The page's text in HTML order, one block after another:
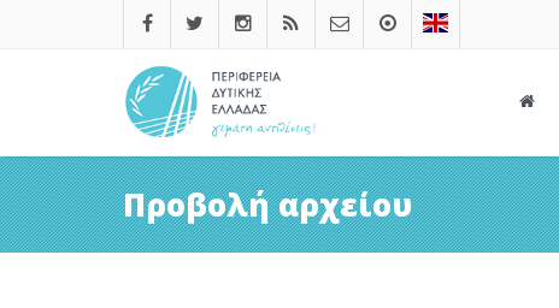
Προβολή αρχείου